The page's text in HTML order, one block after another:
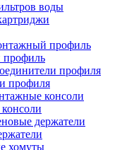
воды
профиль
профиля
профиля
консоли
держатели
хомуты